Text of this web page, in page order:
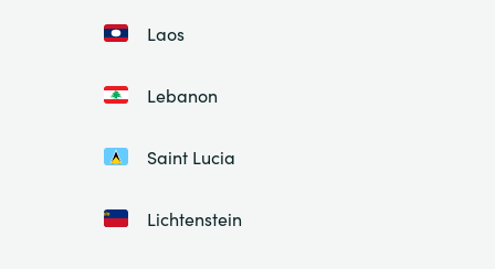
Laos
Lebanon
Saint Lucia
Lichtenstein